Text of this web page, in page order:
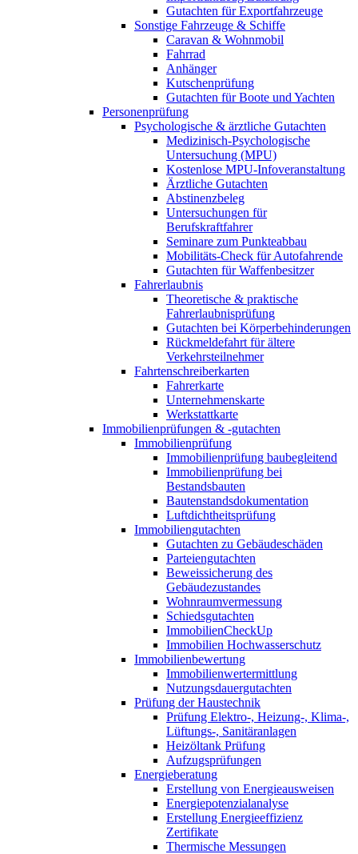
Gutachten für Exportfahrzeuge
Sonstige Fahrzeuge & Schiffe
Caravan & Wohnmobil
Fahrrad
Anhänger
Kutschenprüfung
Gutachten für Boote und Yachten
Personenprüfung
Psychologische & ärztliche Gutachten
Medizinisch-Psychologische
Untersuchung (MPU)
Kostenlose MPU-Infoveranstaltung
Ärztliche Gutachten
Abstinenzbeleg
Untersuchungen für
Berufskraftfahrer
Seminare zum Punkteabbau
Mobilitäts-Check für Autofahrende
Gutachten für Waffenbesitzer
Fahrerlaubnis
Theoretische & praktische
Fahrerlaubnisprüfung
Gutachten bei Körperbehinderungen
Rückmeldefahrt für ältere
Verkehrsteilnehmer
Fahrtenschreiberkarten
Fahrerkarte
Unternehmenskarte
Werkstattkarte
Immobilienprüfungen & -gutachten
Immobilienprüfung
Immobilienprüfung baubegleitend
Immobilienprüfung bei
Bestandsbauten
Bautenstandsdokumentation
Luftdichtheitsprüfung
Immobiliengutachten
Gutachten zu Gebäudeschäden
Parteiengutachten
Beweissicherung des
Gebäudezustandes
Wohnraumvermessung
Schiedsgutachten
ImmobilienCheckUp
Immobilien Hochwasserschutz
Immobilienbewertung
Immobilienwertermittlung
Nutzungsdauergutachten
Prüfung der Haustechnik
Prüfung Elektro-, Heizung-, Klima-,
Lüftungs-, Sanitäranlagen
Heizöltank Prüfung
Aufzugsprüfungen
Energieberatung
Erstellung von Energieausweisen
Energiepotenzialanalyse
Erstellung Energieeffizienz
Zertifikate
Thermische Messungen